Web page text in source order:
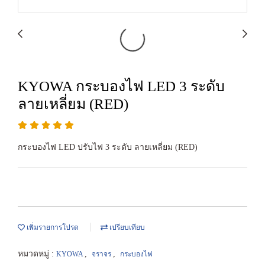
KYOWA กระบองไฟ LED 3 ระดับ
ลายเหลี่ยม (RED)
กระบองไฟ LED ปรับไฟ 3 ระดับ ลายเหลี่ยม (RED)
เพิ่มรายการโปรด เปรียบเทียบ
หมวดหมู่ : KYOWA , จราจร , กระบองไฟ